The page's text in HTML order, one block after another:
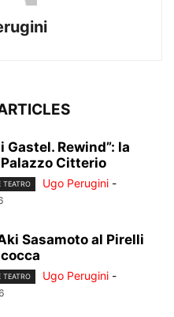
Gastel. Rewind”: la
Citterio
TEATRO Ugo Perugini -
Sasamoto al Pirelli
TEATRO Ugo Perugini -